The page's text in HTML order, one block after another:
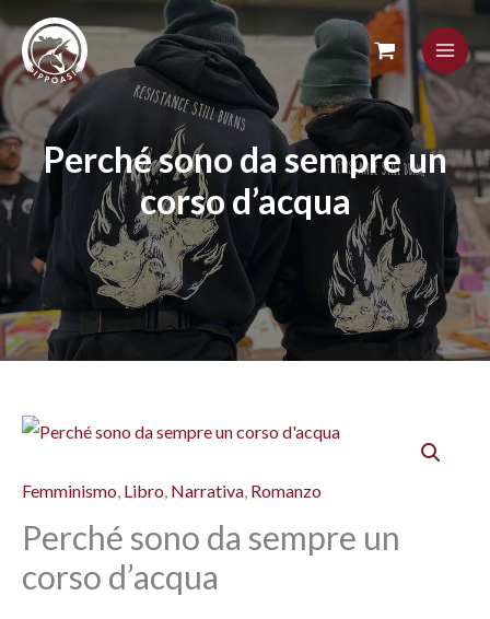
Skip
content
Perché sono da sempre un
corso d’acqua
Femminismo, Libro, Narrativa, Romanzo
Perché sono da sempre un
corso d’acqua
Perché
da
sempre
un
corso